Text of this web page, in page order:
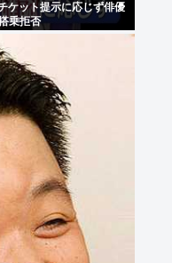
ケット提示に応じず俳優
乗拒否